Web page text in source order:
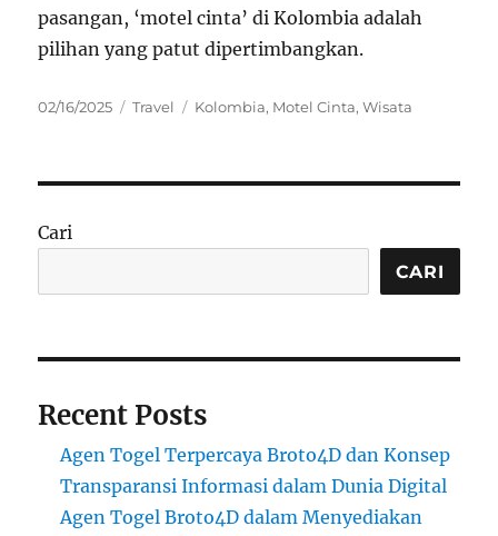
pasangan, ‘motel cinta’ di Kolombia adalah
pilihan yang patut dipertimbangkan.
Posted
02/16/2025 Categories
Travel Tags
Kolombia, Motel Cinta,Wisata
Cari
CARI
Recent Posts
Agen Togel Terpercaya Broto4D dan Konsep
Transparansi Informasi dalam Dunia Digital
Agen Togel Broto4D dalam Menyediakan